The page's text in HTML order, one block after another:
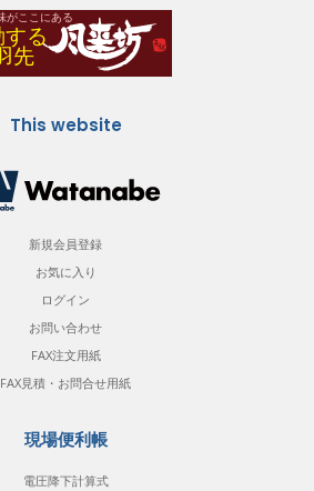
This website
新規会員登録
お気に入り
ログイン
お問い合わせ
FAX注文用紙
FAX見積・お問合せ用紙
現場便利帳
電圧降下計算式